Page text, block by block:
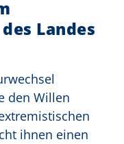
Landes
den Willen
ihnen einen